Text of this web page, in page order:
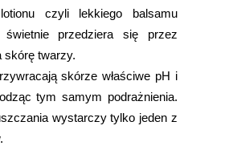
czyli lekkiego balsamu
przedziera się przez
skórę twarzy.
skórze właściwe pH i
tym samym podrażnienia.
wystarczy tylko jeden z